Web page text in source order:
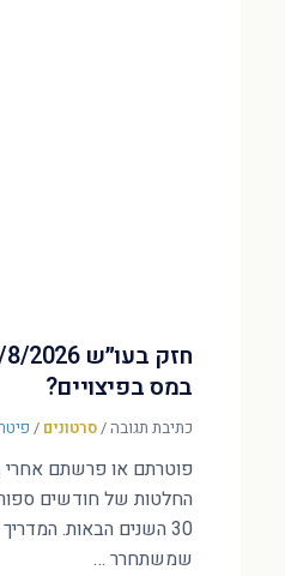
במס בפיצויים?
כתיבת תגובה/סרטונים / פיטר
החלטות של חודשים
30 השנים הבאות.
שמשתחרר …